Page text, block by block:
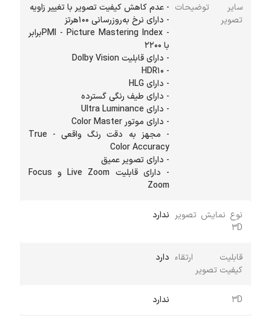
سایر توضیحات
تصویر
- PMI - Picture Mastering Indexبرابر
با 2200
- دارای قابلیت Dolby Vision
- HDR10
- دارای HLG
- دارای طیف رنگی گسترده
- دارای Ultra Luminance
- دارای موتور Color Master
- مجهز به دقت رنگ واقعی - True
Color Accuracy
- دارای تصویر عمیق
- دارای قابلیت Live Zoom و Focus
Zoom
نوع نمایش تصویر
3D
ندارد
قابلیت ارتقاء
کیفیت تصویر
دارد
3D ندارد